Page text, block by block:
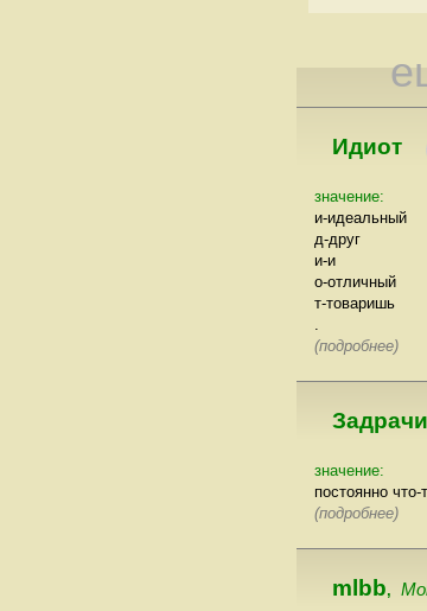
Идиот
значение:
и-идеальный
д-друг
и-и
о-отличный
т-товаришь
(подробнее)
значение:
постоянно
(подробнее)
mlbb,